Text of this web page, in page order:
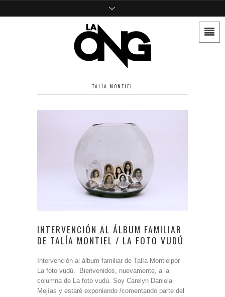
TALÍA MONTIEL
INTERVENCIÓN AL ÁLBUM FAMILIAR
DE TALÍA MONTIEL / LA FOTO VUDÚ
Intervención al álbum familiar de Talía Montielpor
La foto vudú. Bienvenidos, nuevamente, a la
columna de La foto vudú. Soy Carelyn Daniela
Mejías y estaré exponiendo /comentando parte del